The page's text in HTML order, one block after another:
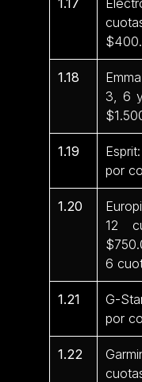
1.18
3, 6
1.19
por
1.20
12
6
1.21
G-
por
1.22